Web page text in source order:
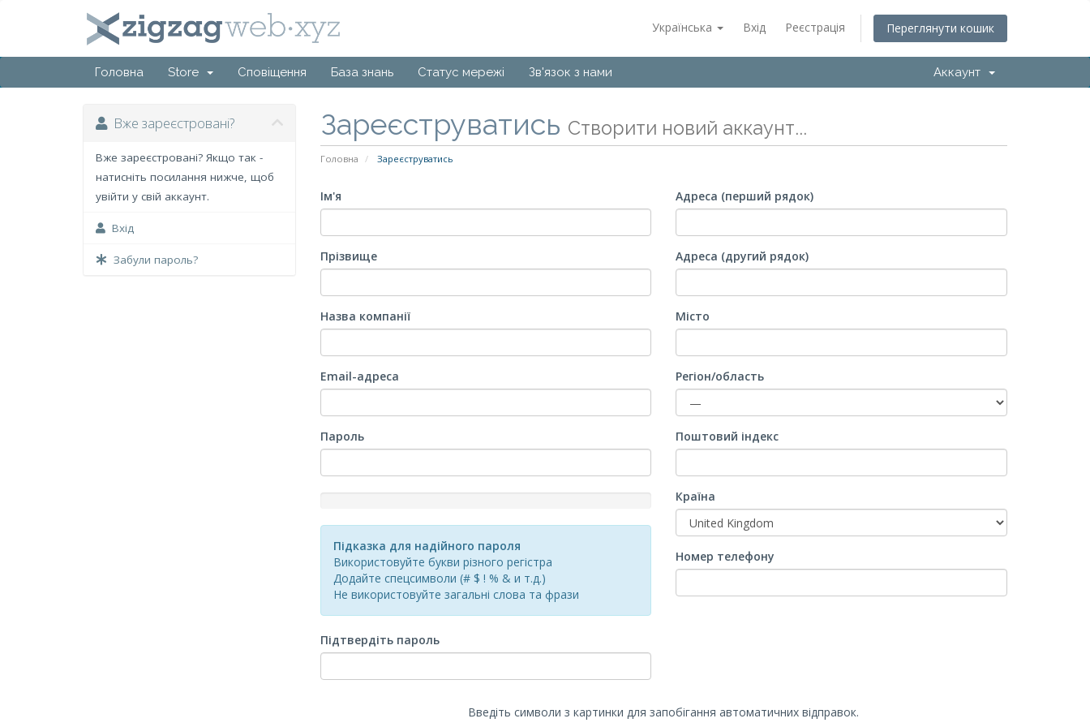
Українська Вхід Реєстрація Переглянути кошик
Головна Store Сповіщення База знань Статус мережі Зв'язок з нами Аккаунт
Зареєструватись Створити новий аккаунт...
Головна Зареєструватись
Вже зареєстровані?
Вже зареєстровані? Якщо так -
натисніть посилання нижче, щоб
увійти у свій аккаунт.
Вхід
Забули пароль?
Ім'я
Прізвище
Назва компанії
Email-адреса
Пароль
Rating:
Підказка для надійного пароля
Використовуйте букви різного регістра
Додайте спецсимволи (# $ ! % & и т.д.)
Не використовуйте загальні слова та фрази
Підтвердіть пароль
Адреса (перший рядок)
Адреса (другий рядок)
Місто
Регіон/область
Поштовий індекс
Країна
Номер телефону
Введіть символи з картинки для запобігання автоматичних відправок.